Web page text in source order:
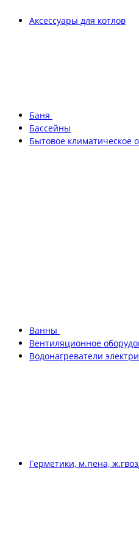
Аксессуары для котлов
Баня
Бассейны
Бытовое климатическое
Ванны
Вентиляционное
Водонагреватели
Герметики, м.пена,